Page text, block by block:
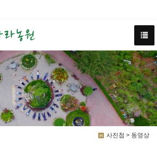
사진첩 > 동영상